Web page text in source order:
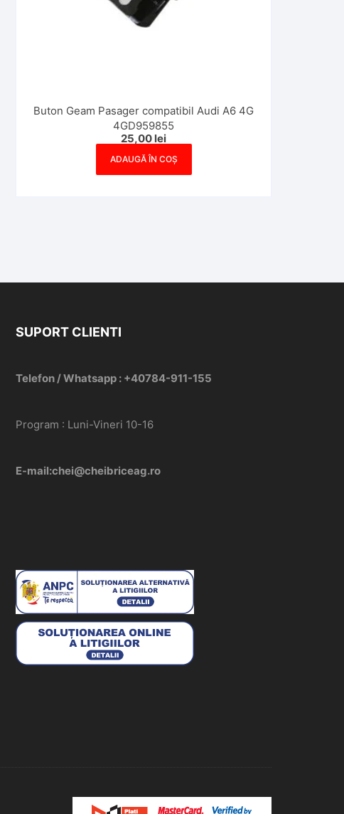
Buton Geam Pasager compatibil Audi A6 4G
4GD959855
25,00 lei
ADAUGĂ ÎN COȘ
SUPORT CLIENTI
Telefon / Whatsapp : +40784-911-155
Program : Luni-Vineri 10-16
E-mail:chei@cheibriceag.ro